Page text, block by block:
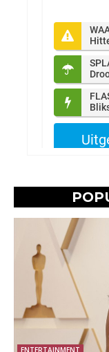
ENTERTAINMENT